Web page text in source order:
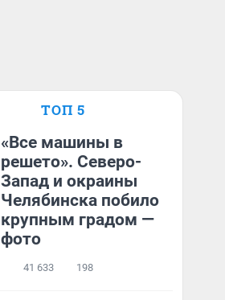
ТОП 5
«Все машины в
решето». Северо-
Запад и окраины
Челябинска побило
крупным градом —
фото
41 633 198